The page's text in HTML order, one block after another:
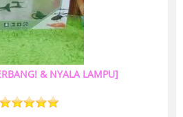
& NYALA LAMPU]